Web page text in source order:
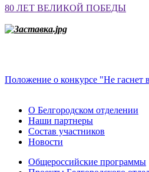
80 ЛЕТ ВЕЛИКОЙ ПОБЕДЫ
Положение о конкурсе "Не гаснет
О Белгородском отделении
Наши партнеры
Состав участников
Новости
Общероссийские программы